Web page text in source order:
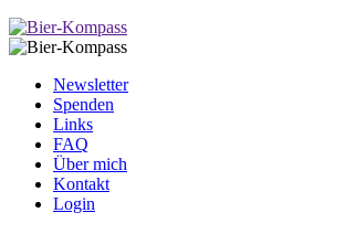
Newsletter
Spenden
Links
FAQ
Über mich
Kontakt
Login